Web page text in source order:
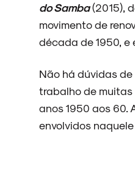
ARQUIVO
ENTREVISTAS
do Samba(2015),
movimento de
década de 1950, e
Não há dúvidas de
trabalho de muitas
anos 1950 aos 60.
envolvidos